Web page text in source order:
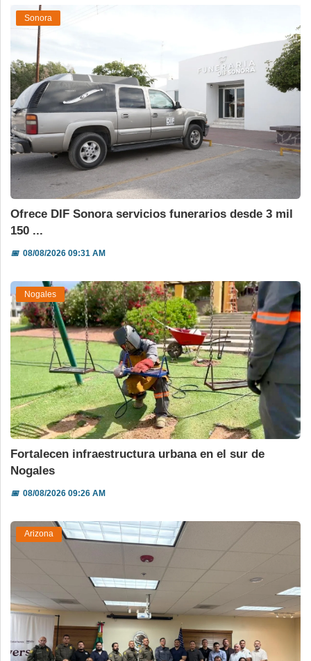
Sonora
Ofrece DIF Sonora servicios funerarios desde 3 mil
150 ...
📅08/08/2026 09:31 AM
Nogales
Fortalecen infraestructura urbana en el sur de
Nogales
📅08/08/2026 09:26 AM
Arizona